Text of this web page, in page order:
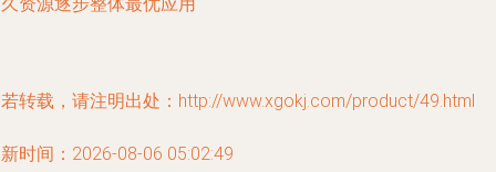
转载，请注明出处：http://www.xgokj.com/product/49.html
时间：2026-08-06 05:02:49